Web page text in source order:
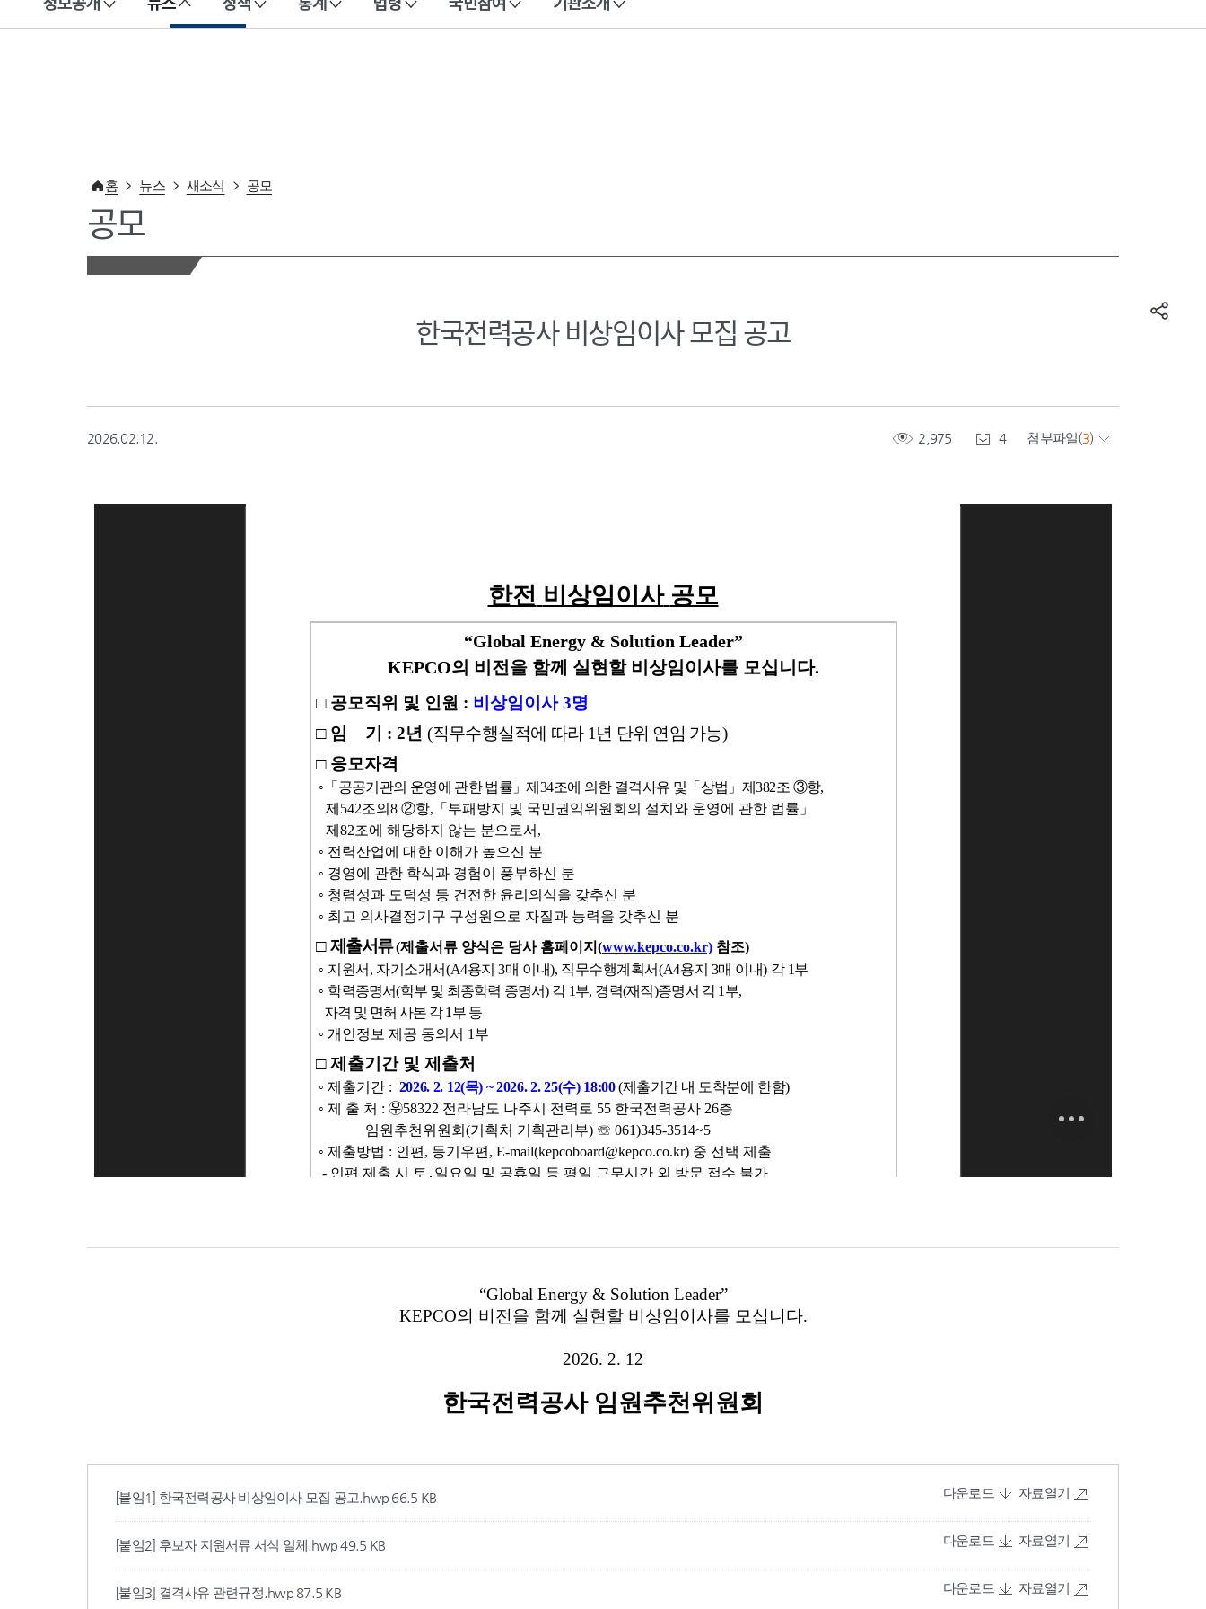
이 누리집은 대한민국 공식 전자정부 누리집입니다.
홈 뉴스 새소식 공모
공모
한국전력공사 비상임이사 모집 공고
2026.02.12. 2,975 4 첨부파일(3)
[붙임1] 한국전력공사 비상임이사 모집 공고.hwp 66.5 KB 다운로드 자료열기
[붙임2] 후보자 지원서류 서식 일체.hwp49.5 KB 다운로드 자료열기
[붙임3] 결격사유 관련규정.hwp 87.5 KB 다운로드 자료열기